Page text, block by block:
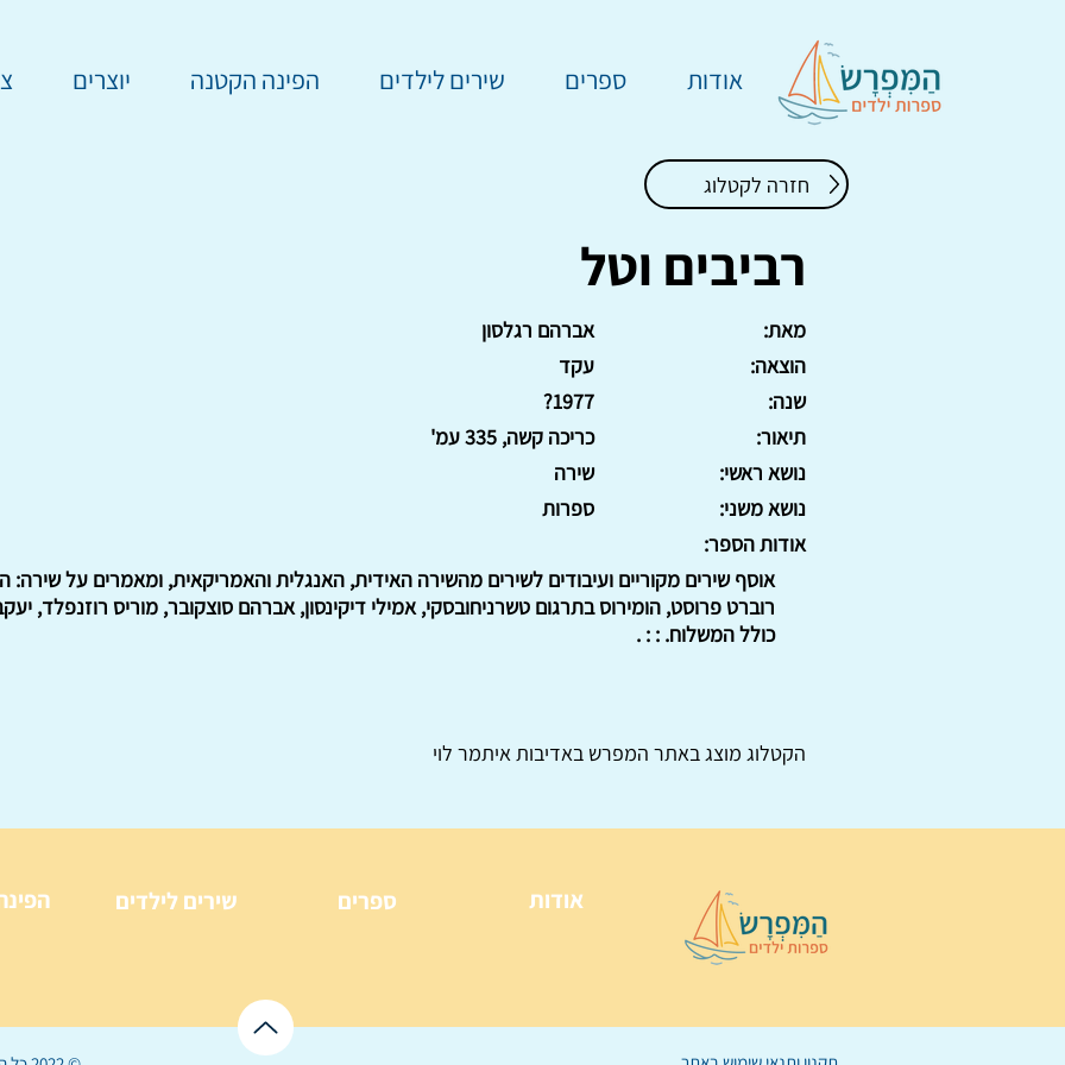
אודות ספרים שירים לילדים הפינה הקטנה יוצרים
חזרה לקטלוג
רביבים וטל
אברהם רגלסון
מאת:
עקד
הוצאה:
1977?
שנה:
כריכה קשה, 335 עמ'
תיאור:
שירה
נושא ראשי:
ספרות
נושא משני:
אודות הספר:
אוסף שירים מקוריים ועיבודים לשירים מהשירה האידית, האנגלית והאמריקאית, ומאמרים על
כולל המשלוח. : : .
הקטלוג מוצג באתר המפרש באדיבות איתמר לוי
שירים לילדים ספרים אודות